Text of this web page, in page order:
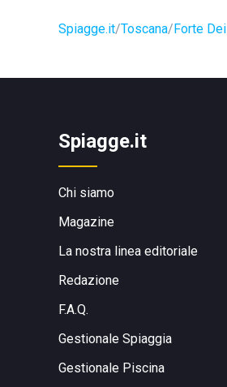
Spiagge.it Toscana Forte
Spiagge.it
Chi siamo
Magazine
La nostra linea editoriale
Redazione
F.A.Q.
Gestionale Spiaggia
Gestionale Piscina